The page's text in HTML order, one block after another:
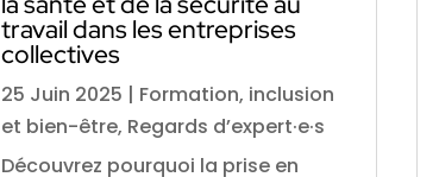
travail dans les entreprises
collectives
25 Juin 2025 | Formation, inclusion
et bien-être, Regards d’expert·e·s
Découvrez pourquoi la prise en